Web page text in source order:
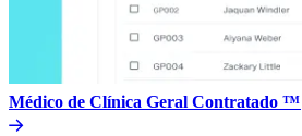
Médico de Clínica Geral Contratado ™​​